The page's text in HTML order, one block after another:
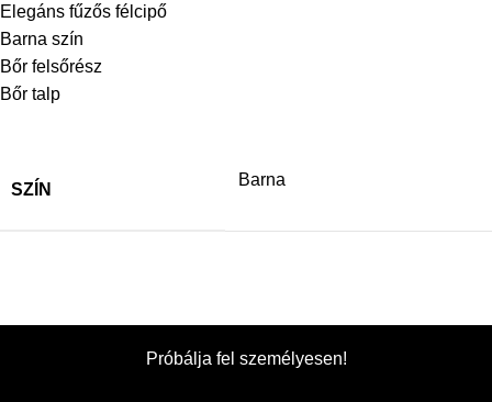
Elegáns fűzős félcipő
Barna szín
Bőr felsőrész
Bőr talp
SZÍN
Barna
Próbálja fel személyesen!